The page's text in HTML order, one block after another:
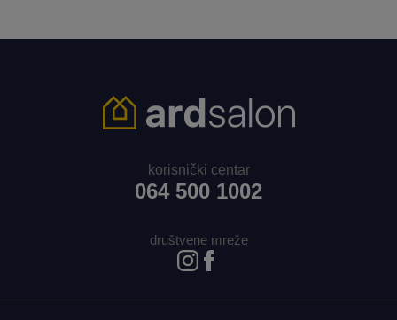
korisnički centar
064 500 1002
društvene mreže